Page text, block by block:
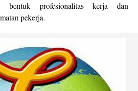
profesionalitas kerja dan
pekerja.